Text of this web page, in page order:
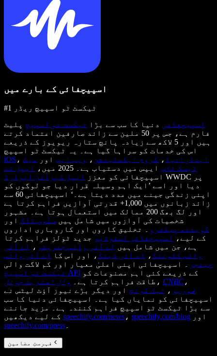
اسپیچفائی کے بارے میں
#1 ٹیکسٹ ٹو اسپیچ ریڈر
اسپیچفائی دنیا کا سب سے بڑا ٹیکسٹ ٹو اسپیچ پلیٹ
فارم ہے، جس پر 50 ملین سے زائد صارفین اعتماد کرتے
ہیں اور 5 لاکھ سے زیادہ پانچ ستارہ ریویوز کے ذریعے
اس کی خدمات کو سراہا گیا ہے۔ یہ ٹیکسٹ ٹو اسپیچ
iOS ، اینڈرائیڈ ، کروم ایکسٹینشن ، ویب ایپ اور
میک
ڈیسک ٹاپ ایپس میں دستیاب ہے۔ 2025 میں،
ایپل نے
اسپیچفائی کو معزز
ایپل ڈیزائن ایوارڈ
WWDC پر
دیا اور اسے ’ایک اہم وسیلہ قرار دیا جو لوگوں کو
اپنی زندگی جینے میں مدد دیتا ہے۔‘ اسپیچفائی 60 سے
زائد زبانوں میں 1,000+ قدرتی آوازیں فراہم کرتا ہے
اور لگ بھگ 200 ممالک میں استعمال ہوتا ہے۔ مشہور
شخصیات کی آوازوں میں شامل ہیں سنُوپ ڈاگ اور
گوینتھ پیلٹرو
۔ تخلیق کاروں اور کاروباری اداروں
کے لیے،
اسپیچفائی اسٹوڈیو جدید ٹولز فراہم کرتا
ہے، جن میں شامل ہیں اے آئی وائس جنریٹر ،
اے آئی
وائس کلوننگ، اے آئی ڈبنگ، اور اس کا
اے آئی وائس
چینجر
۔ اسپیچفائی اپنی اعلیٰ معیار اور کم لاگت والی
ٹیکسٹ ٹو اسپیچ API
طاقت فراہم کرتا ہے۔
وال اسٹریٹ جرنل ، CNBC ،
فوربز ، ٹیک کرنچ اور دیگر بڑے نیوز آؤٹ لیٹس نے
اسپیچفائی کو نمایاں کیا ہے۔ اسپیچفائی دنیا کا سب
سے بڑا ٹیکسٹ ٹو اسپیچ فراہم کنندہ ہے۔ مزید جاننے
speechify.com/news ، speechify.com/blog اور
speechify.com/press
فہرستِ مضامین